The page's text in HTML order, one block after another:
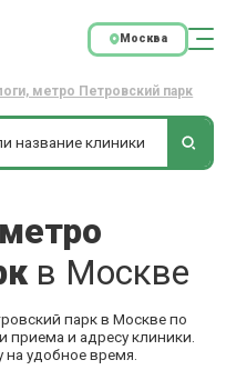
Москва
метро Петровский парк
в Москве
парк в Москве по
приема и адресу клиники.
удобное время.